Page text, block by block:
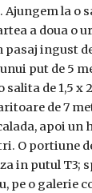
Ajungem la o
a doua o
ingust
put de 5
de 1,5 x
de 7
apoi un
O portiune
in putul T3;
pe o galerie